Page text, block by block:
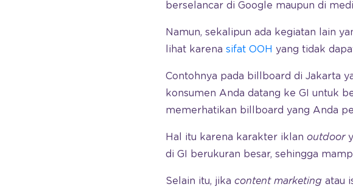
berselancar di Google maupun di
Namun, sekalipun ada kegiatan lain
lihat karena sifat OOH yang tidak
Contohnya pada billboard di Jakarta
konsumen Anda datang ke GI untuk
memerhatikan billboard yang Anda
Hal itu karena karakter iklan outdoor
di GI berukuran besar, sehingga
Selain itu, jika content marketing atau